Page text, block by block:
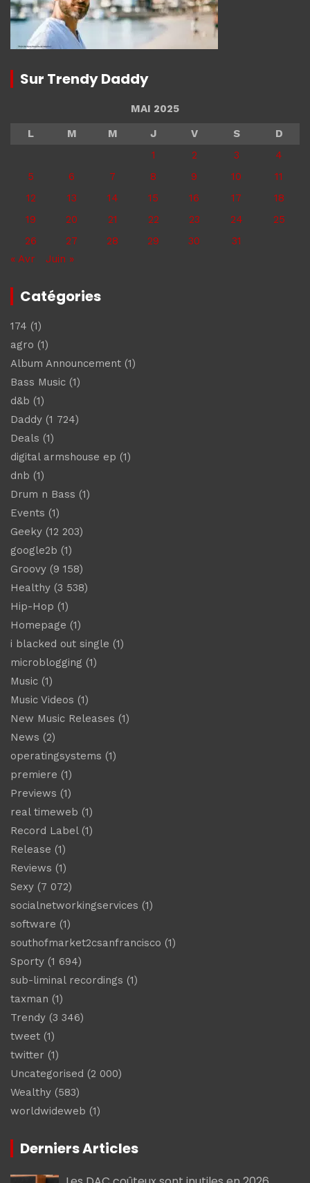
Sur Trendy Daddy
MAI 2025
L
M M J V S
D
1
2 3
4
5
6 7 8 9 10
11
12
13 14 15 16 17
18
19
20 21 22 23 24
25
26
27 28 29 30
31
« Avr
Juin »
Catégories
174 (1)
agro (1)
Album Announcement (1)
Bass Music (1)
d&b (1)
Daddy (1 724)
Deals (1)
digital armshouse ep (1)
dnb (1)
Drum n Bass (1)
Events (1)
Geeky (12 203)
google2b (1)
Groovy (9 158)
Healthy (3 538)
Hip-Hop (1)
Homepage (1)
i blacked out single (1)
microblogging (1)
Music (1)
Music Videos (1)
New Music Releases (1)
News (2)
operatingsystems (1)
premiere (1)
Previews (1)
real timeweb (1)
Record Label(1)
Release (1)
Reviews (1)
Sexy (7 072)
socialnetworkingservices (1)
software (1)
southofmarket2csanfrancisco (1)
Sporty (1 694)
sub-liminal recordings (1)
taxman (1)
Trendy (3 346)
tweet (1)
twitter (1)
Uncategorised (2 000)
Wealthy (583)
worldwideweb (1)
Derniers Articles